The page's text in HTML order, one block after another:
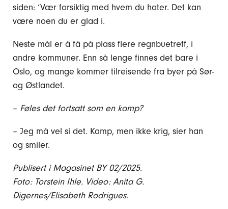
siden: ‘Vær forsiktig med hvem du hater. Det kan
være noen du er glad i.
Neste mål er å få på plass flere regnbuetreff, i
andre kommuner. Enn så lenge finnes det bare i
Oslo, og mange kommer tilreisende fra byer på Sør-
og Østlandet.
– Føles det fortsatt som en kamp?
– Jeg må vel si det. Kamp, men ikke krig, sier han
og smiler.
Publisert i Magasinet BY 02/2025.
Foto: Torstein Ihle. Video: Anita G.
Digernes/Elisabeth Rodrigues.